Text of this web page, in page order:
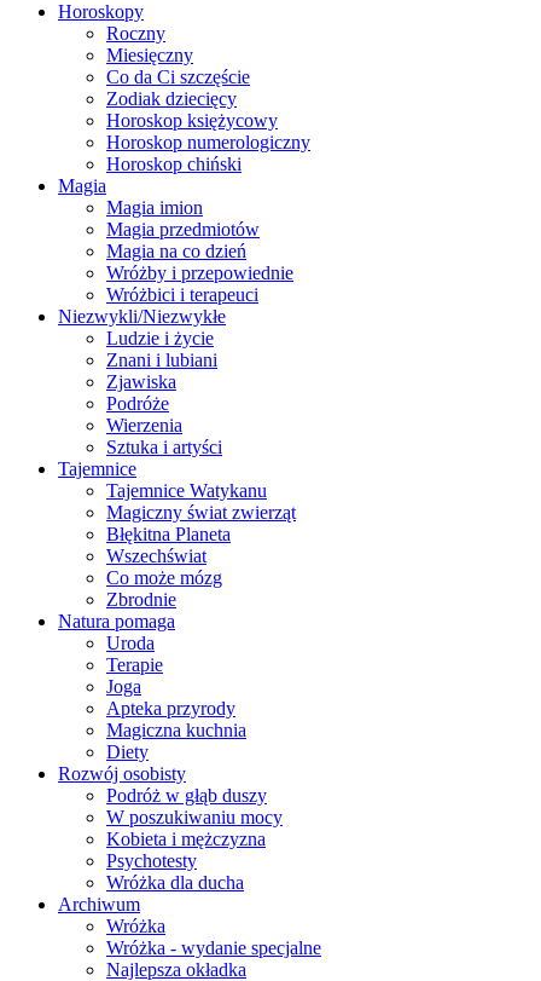
Horoskopy
Roczny
Miesięczny
Co da Ci szczęście
Zodiak dziecięcy
Horoskop księżycowy
Horoskop numerologiczny
Horoskop chiński
Magia
Magia imion
Magia przedmiotów
Magia na co dzień
Wróżby i przepowiednie
Wróżbici i terapeuci
Niezwykli/Niezwykłe
Ludzie i życie
Znani i lubiani
Zjawiska
Podróże
Wierzenia
Sztuka i artyści
Tajemnice
Tajemnice Watykanu
Magiczny świat zwierząt
Błękitna Planeta
Wszechświat
Co może mózg
Zbrodnie
Natura pomaga
Uroda
Terapie
Joga
Apteka przyrody
Magiczna kuchnia
Diety
Rozwój osobisty
Podróż w głąb duszy
W poszukiwaniu mocy
Kobieta i mężczyzna
Psychotesty
Wróżka dla ducha
Archiwum
Wróżka
Wróżka - wydanie specjalne
Najlepsza okładka